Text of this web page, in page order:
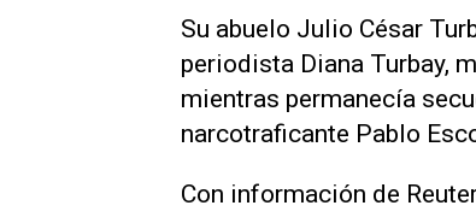
Su abuelo Julio César
periodista Diana Turbay,
mientras permanecía
narcotraficante Pablo
Con información de